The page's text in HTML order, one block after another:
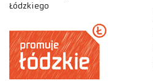
Łódzkiego